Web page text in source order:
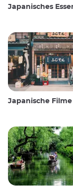
Japanisches
Japanische Filme